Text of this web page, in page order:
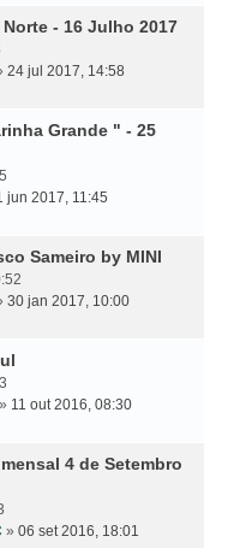
- 16 Julho 2017
24 jul 2017, 14:58
Grande " - 25
jun 2017, 11:45
Sameiro by MINI
30 jan 2017, 10:00
» 11 out 2016, 08:30
4 de Setembro
» 06 set 2016, 18:01